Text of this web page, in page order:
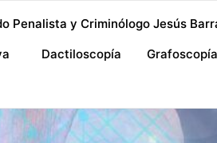
Penalista y Criminólogo Jesús
Dactiloscopía Grafoscopía